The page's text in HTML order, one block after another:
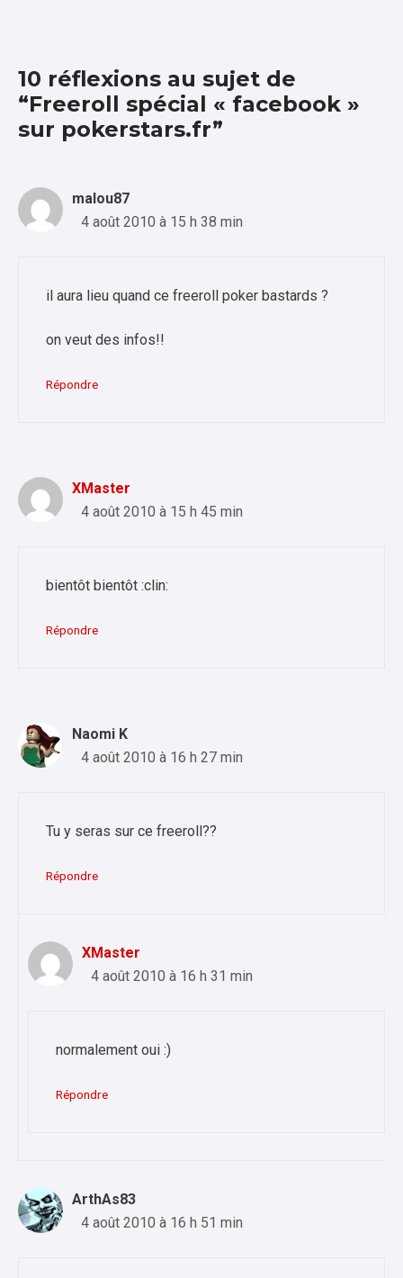
10 réflexions au sujet de
“Freeroll spécial « facebook »
sur pokerstars.fr”
malou87
4 août 2010 à 15 h 38 min
il aura lieu quand ce freeroll poker bastards ?
on veut des infos!!
Répondre
XMaster
4 août 2010 à 15 h 45 min
bientôt bientôt :clin:
Répondre
Naomi K
4 août 2010 à 16 h 27 min
Tu y seras sur ce freeroll??
Répondre
XMaster
4 août 2010 à 16 h 31 min
normalement oui :)
Répondre
ArthAs83
4 août 2010 à 16 h 51 min